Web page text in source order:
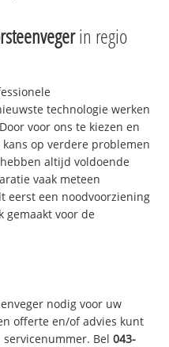
in regio
technologie werken
voor ons te kiezen en
op verdere problemen
altijd voldoende
vaak meteen
eerst een noodvoorziening
gemaakt voor de
nodig voor uw
offerte en/of advies kunt
servicenummer. Bel043-